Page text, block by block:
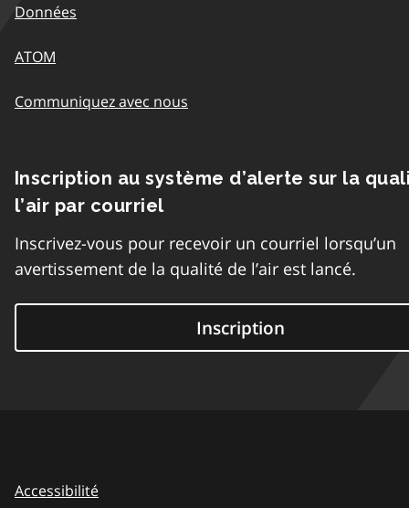
Données
ATOM
Communiquez avec nous
Inscription au système d’alerte sur la
l’air par courriel
Inscrivez-vous pour recevoir un courriel lorsqu’un
avertissement de la qualité de l’air est lancé.
Inscription
Accessibilité